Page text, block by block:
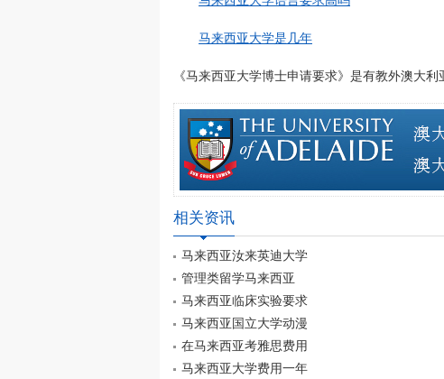
马来西亚大学是几年
《马来西亚大学博士申请要求》是有教外澳大利
相关资讯
马来西亚汝来英迪大学
管理类留学马来西亚
马来西亚临床实验要求
马来西亚国立大学动漫
在马来西亚考雅思费用
马来西亚大学费用一年